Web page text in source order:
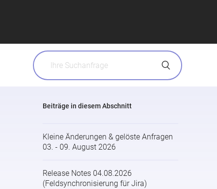
Beiträge in diesem Abschnitt
Kleine Änderungen & gelöste Anfragen
03. - 09. August 2026
Release Notes 04.08.2026
(Feldsynchronisierung für Jira)